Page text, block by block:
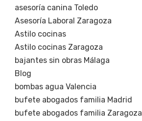
asesoría canina Toledo
Asesoría Laboral Zaragoza
Astilo cocinas
Astilo cocinas Zaragoza
bajantes sin obras Málaga
Blog
bombas agua Valencia
bufete abogados familia Madrid
bufete abogados familia Zaragoza